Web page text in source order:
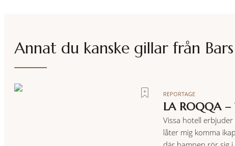
Annat du kanske gillar från
REPORTAGE
LA ROQQA
Vissa hotell erbjuder
låter mig komma